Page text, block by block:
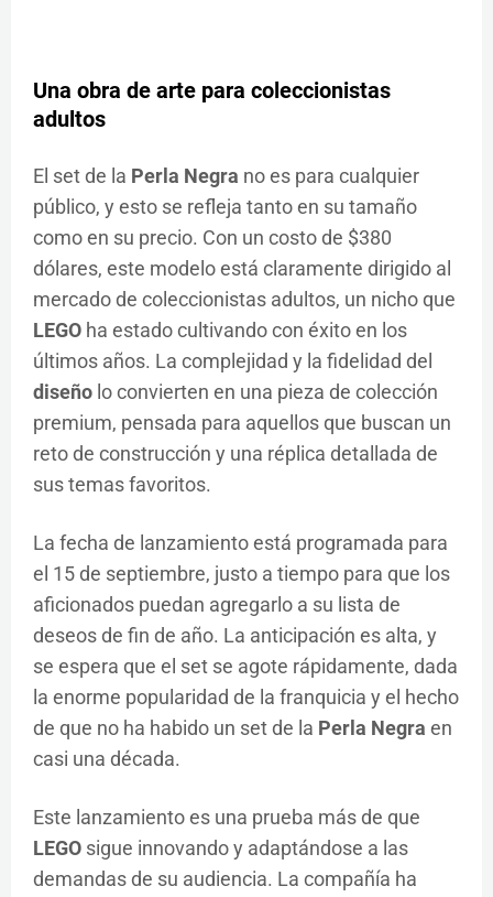
Una obra de arte para coleccionistas
adultos
El set de la Perla Negra no es para cualquier
público, y esto se refleja tanto en su tamaño
como en su precio. Con un costo de $380
dólares, este modelo está claramente dirigido al
mercado de coleccionistas adultos, un nicho que
LEGO ha estado cultivando con éxito en los
últimos años. La complejidad y la fidelidad del
diseño lo convierten en una pieza de colección
premium, pensada para aquellos que buscan un
reto de construcción y una réplica detallada de
sus temas favoritos.
La fecha de lanzamiento está programada para
el 15 de septiembre, justo a tiempo para que los
aficionados puedan agregarlo a su lista de
deseos de fin de año. La anticipación es alta, y
se espera que el set se agote rápidamente, dada
la enorme popularidad de la franquicia y el hecho
de que no ha habido un set de la Perla Negra en
casi una década.
Este lanzamiento es una prueba más de que
LEGO sigue innovando y adaptándose a las
demandas de su audiencia. La compañía ha